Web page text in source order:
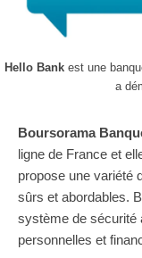
Hello Bankest une
a
Boursorama
ligne de France et
propose une variété
sûrs et abordables.
système de sécurité
personnelles et